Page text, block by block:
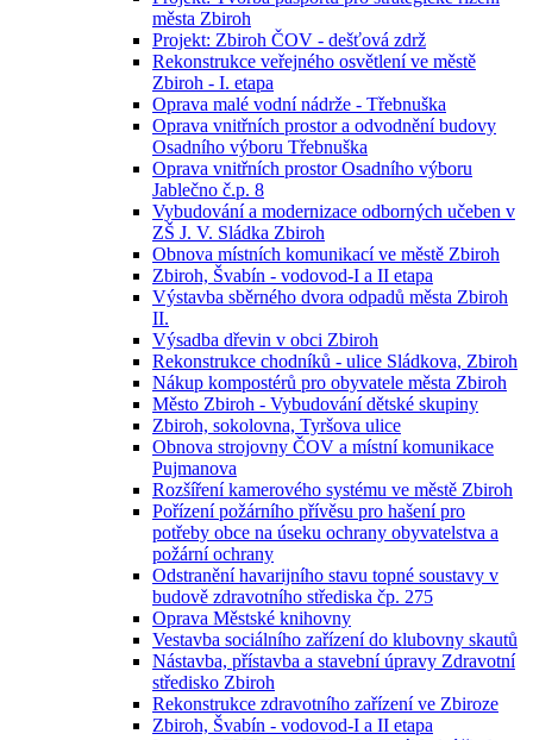
města Zbiroh
Projekt: Zbiroh ČOV - dešťová zdrž
Rekonstrukce veřejného osvětlení ve městě
Zbiroh - I. etapa
Oprava malé vodní nádrže - Třebnuška
Oprava vnitřních prostor a odvodnění budovy
Osadního výboru Třebnuška
Oprava vnitřních prostor Osadního výboru
Jablečno č.p. 8
Vybudování a modernizace odborných učeben v
ZŠ J. V. Sládka Zbiroh
Obnova místních komunikací ve městě Zbiroh
Zbiroh, Švabín - vodovod-I a II etapa
Výstavba sběrného dvora odpadů města Zbiroh
II.
Výsadba dřevin v obci Zbiroh
Rekonstrukce chodníků - ulice Sládkova, Zbiroh
Nákup kompostérů pro obyvatele města Zbiroh
Město Zbiroh - Vybudování dětské skupiny
Zbiroh, sokolovna, Tyršova ulice
Obnova strojovny ČOV a místní komunikace
Pujmanova
Rozšíření kamerového systému ve městě Zbiroh
Pořízení požárního přívěsu pro hašení pro
potřeby obce na úseku ochrany obyvatelstva a
požární ochrany
Odstranění havarijního stavu topné soustavy v
budově zdravotního střediska čp. 275
Oprava Městské knihovny
Vestavba sociálního zařízení do klubovny skautů
Nástavba, přístavba a stavební úpravy Zdravotní
středisko Zbiroh
Rekonstrukce zdravotního zařízení ve Zbiroze
Zbiroh, Švabín - vodovod-I a II etapa